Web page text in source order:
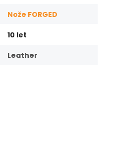
Nože FORGED
10 let
Leather